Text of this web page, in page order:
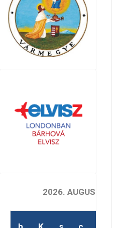
2026. AUGUSZTUS